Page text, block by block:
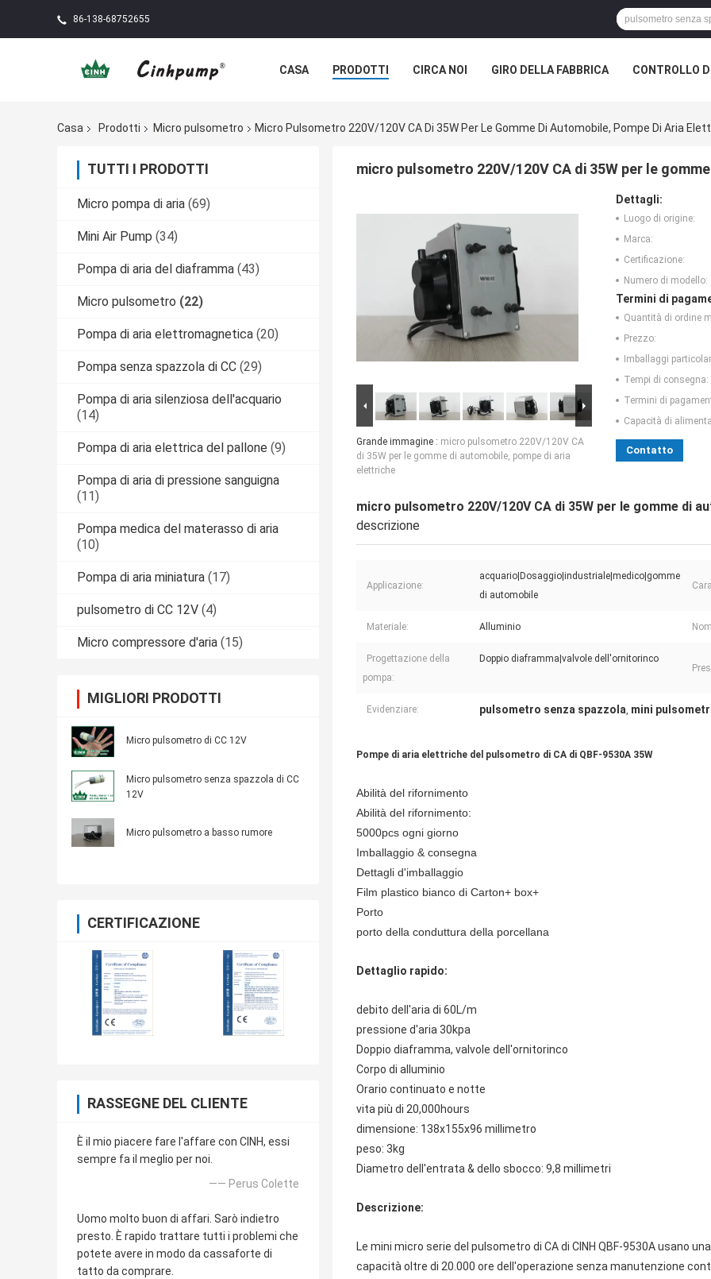
86-138-68752655
CASA PRODOTTI CIRCA NOI GIRO DELLA FABBRICA CONTROLLO
Casa Prodotti Micro pulsometro Micro Pulsometro 220V/120V CA Di 35W Per Le Gomme Di Automobile, Pompe Di Aria
TUTTI I PRODOTTI
Micro pompa di aria (69)
Mini Air Pump (34)
Pompa di aria del diaframma (43)
Micro pulsometro (22)
Pompa di aria elettromagnetica (20)
Pompa senza spazzola di CC (29)
Pompa di aria silenziosa dell'acquario
(14)
Pompa di aria elettrica del pallone (9)
Pompa di aria di pressione sanguigna
(11)
Pompa medica del materasso di aria
(10)
Pompa di aria miniatura (17)
pulsometro di CC 12V (4)
Micro compressore d'aria (15)
MIGLIORI PRODOTTI
Micro pulsometro di CC 12V
Micro pulsometro senza spazzola di CC
12V
Micro pulsometro a basso rumore
CERTIFICAZIONE
RASSEGNE DEL CLIENTE
È il mio piacere fare l'affare con CINH, essi
sempre fa il meglio per noi.
—— Perus Colette
Uomo molto buon di affari. Sarò indietro
presto. È rapido trattare tutti i problemi che
potete avere in modo da cassaforte di
tatto da comprare.
micro pulsometro 220V/120V CA di 35W per le
Grande immagine : micro pulsometro 220V/120V CA
di 35W per le gomme di automobile, pompe di aria
elettriche
Dettagli:
Luogo di origine:
Marca:
Certificazione:
Numero di modello:
Termini di
Quantità di ordine
Prezzo:
Imballaggi
Tempi di consegna:
Termini di
Capacità di
Contatto
micro pulsometro 220V/120V CA di 35W per le gomme di
descrizione
Applicazione:
acquario|Dosaggio|industriale|medico|gomme
di automobile
Materiale: Alluminio
Progettazione della
pompa:
Doppio diaframma|valvole dell'ornitorinco
Evidenziare: pulsometro senza spazzola, mini
Pompe di aria elettriche del pulsometro di CA di QBF-9530A 35W
Abilità del rifornimento
Abilità del rifornimento:
5000pcs ogni giorno
Imballaggio & consegna
Dettagli d'imballaggio
Film plastico bianco di Carton+ box+
Porto
porto della conduttura della porcellana
Dettaglio rapido:
debito dell'aria di 60L/m
pressione d'aria 30kpa
Doppio diaframma, valvole dell'ornitorinco
Corpo di alluminio
Orario continuato e notte
vita più di 20,000hours
dimensione: 138x155x96 millimetro
peso: 3kg
Diametro dell'entrata & dello sbocco: 9,8 millimetri
Descrizione:
Le mini micro serie del pulsometro di CA di CINH QBF-9530A usano
capacità oltre di 20.000 ore dell'operazione senza manutenzione